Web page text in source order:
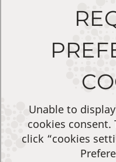
Unable to
cookies consent.
click “cookies